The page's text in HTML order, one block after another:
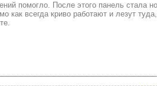
помогло. После этого панель стала
как всегда криво работают и лезут